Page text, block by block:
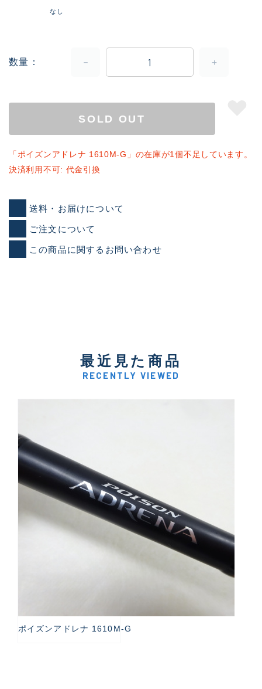
なし
数量
SOLD OUT
「ポイズンアドレナ 1610M-G」の在庫が1個不足しています。
決済利用不可: 代金引換
送料・お届けについて
ご注文について
この商品に関するお問い合わせ
最近見た商品
RECENTLY VIEWED
ポイズンアドレナ 1610M-G